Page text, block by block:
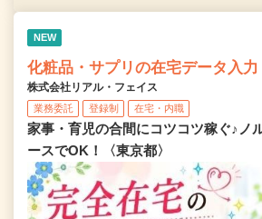
NEW
化粧品・サプリの在宅データ入力
株式会社リアル・フェイス
業務委託 登録制 在宅・内職
家事・育児の合間にコツコツ稼ぐ♪ノ
ースでOK！〈東京都〉